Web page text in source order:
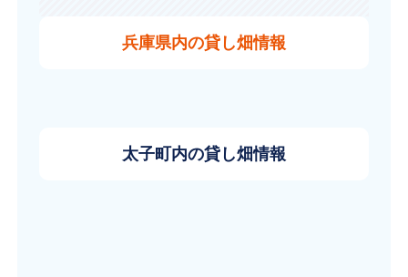
兵庫県内の貸し畑情報
太子町内の貸し畑情報